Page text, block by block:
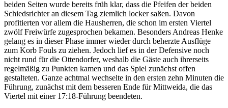
beiden Seiten wurde bereits früh klar, dass die Pfeifen der beiden
Schiedsrichter an diesem Tag ziemlich locker saßen. Davon
profitierten vor allem die Hausherren, die schon im ersten Viertel
zwölf Freiwürfe zugesprochen bekamen. Besonders Andreas Henke
gelang es in dieser Phase immer wieder durch beherzte Ausflüge
zum Korb Fouls zu ziehen. Jedoch lief es in der Defensive noch
nicht rund für die Ottendorfer, weshalb die Gäste auch ihrerseits
regelmäßig zu Punkten kamen und das Spiel zunächst offen
gestalteten. Ganze achtmal wechselte in den ersten zehn Minuten die
Führung, zunächst mit dem besseren Ende für Mittweida, die das
Viertel mit einer 17:18-Führung beendeten.